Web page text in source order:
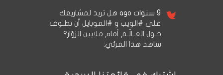
9 سنوات ago
هل تريد لمشاريعك
على #الويب و #الموبايل أن تطـوف
حـول العــالَـم أمام ملايين الزوّار؟
شاهد هذا المرئي: